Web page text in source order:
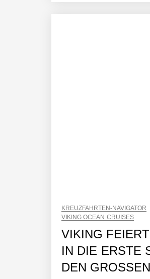
KREUZFAHRTEN-NAVIGATOR
VIKING OCEAN CRUISES
VIKING
IN DIE ERSTE
DEN